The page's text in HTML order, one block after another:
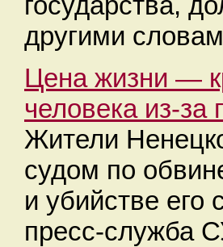
другими
Цена жизни —
человека из-за
Жители
судом по
и убийстве
пресс-служба